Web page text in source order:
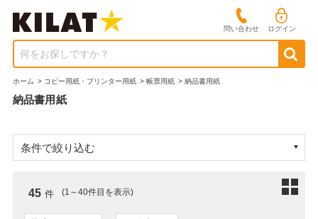
問い合わせ ログイン
何をお探しですか？
ホーム > コピー用紙・プリンター用紙 > 帳票用紙 > 納品書用紙
納品書用紙
条件で絞り込む
45 件 (1～40件目を表示)